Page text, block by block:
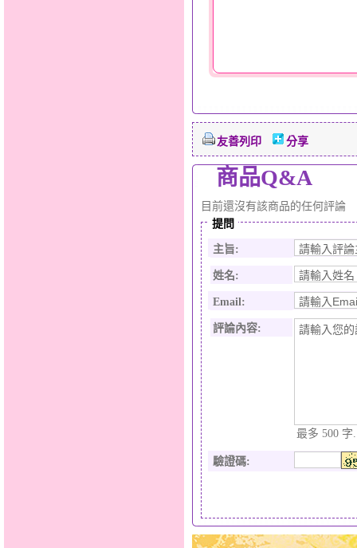
友善列印 分享
商品Q&A
目前還沒有該商品的任何評論
提問
主旨:
姓名:
Email:
評論內容:
最多 500 字.
驗證碼: